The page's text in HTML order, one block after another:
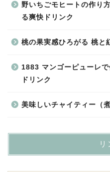
野いちごモヒートの作り
る爽快ドリンク
桃の果実感ひろがる 桃と
1883 マンゴーピューレ
ドリンク
美味しいチャイティー（
リ